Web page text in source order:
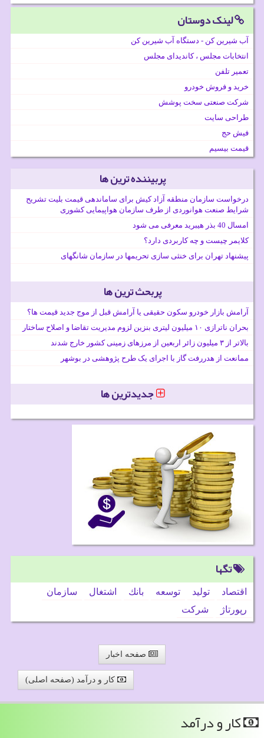
لینک دوستان
آب شیرین کن - دستگاه آب شیرین کن
انتخابات مجلس ، کاندیدای مجلس
تعمیر تلفن
خرید و فروش خودرو
شرکت صنعتی سخت پوشش
طراحی سایت
فیش حج
قیمت بیسیم
پربیننده ترین ها
درخواست سازمان منطقه آزاد کیش برای ساماندهی قیمت بلیت تشریح
شرایط صنعت هوانوردی از طرف سازمان هواپیمایی کشوری
امسال 40 بذر هیبرید معرفی می شود
کلایمر چیست و چه کاربردی دارد؟
پیشنهاد تهران برای خنثی سازی تحریمها در سازمان شانگهای
پربحث ترین ها
آرامش بازار خودرو سکون حقیقی یا آرامش قبل از موج جدید قیمت ها؟
بحران ناترازی ۱۰ میلیون لیتری بنزین لزوم مدیریت تقاضا و اصلاح ساختار
بالاتر از ۳ میلیون زائر اربعین از مرزهای زمینی کشور خارج شدند
ممانعت از هدررفت گاز با اجرای یک طرح پژوهشی در بوشهر
جدیدترین ها
تگها
اقتصاد تولید توسعه بانك اشتغال
سازمان
رپورتاژ
شركت
صفحه اخبار
کار و درآمد (صفحه اصلی)
كار و درآمد